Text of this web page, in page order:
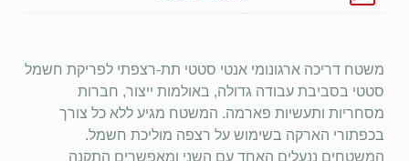
משטח דריכה ארגונומי אנטי סטטי תת-רצפתי לפריקת חשמל
סטטי בסביבת עבודה גדולה, באולמות ייצור, חברות
מסחריות ותעשיות פארמה. המשטח מגיע ללא כל צורך
בכפתורי הארקה בשימוש על רצפה מוליכת חשמל.
המשטחים ננעלים האחד עם השני ומאפשרים התקנה